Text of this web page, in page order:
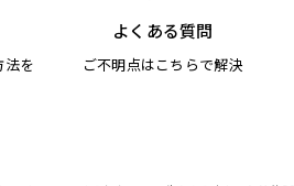
法を
よくある質問
ご不明点はこちらで解決